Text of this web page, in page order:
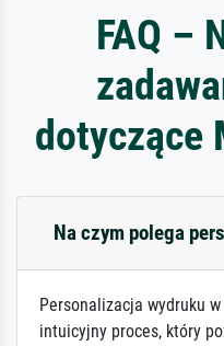
FAQ –
dotyczące
Na czym polega
Personalizacja wydruku
intuicyjny proces, który